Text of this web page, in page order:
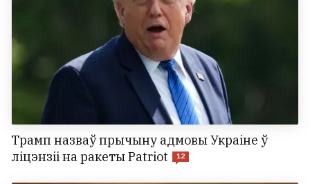
Трамп назваў прычыну адмовы Украіне ў
ліцэнзіі на ракеты Patriot
12